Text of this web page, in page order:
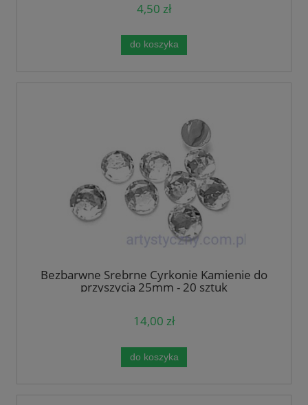
4,50 zł
do koszyka
Bezbarwne Srebrne Cyrkonie Kamienie do
przyszycia 25mm - 20 sztuk
14,00 zł
do koszyka